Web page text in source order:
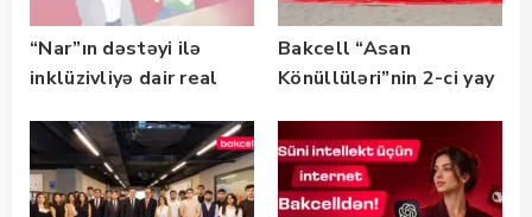
“Nar”ın dəstəyi ilə
inklüzivliyə dair real
təqdim edilir
Bakcell “Asan
Könüllüləri”nin 2-ci yay
olub — FOTO